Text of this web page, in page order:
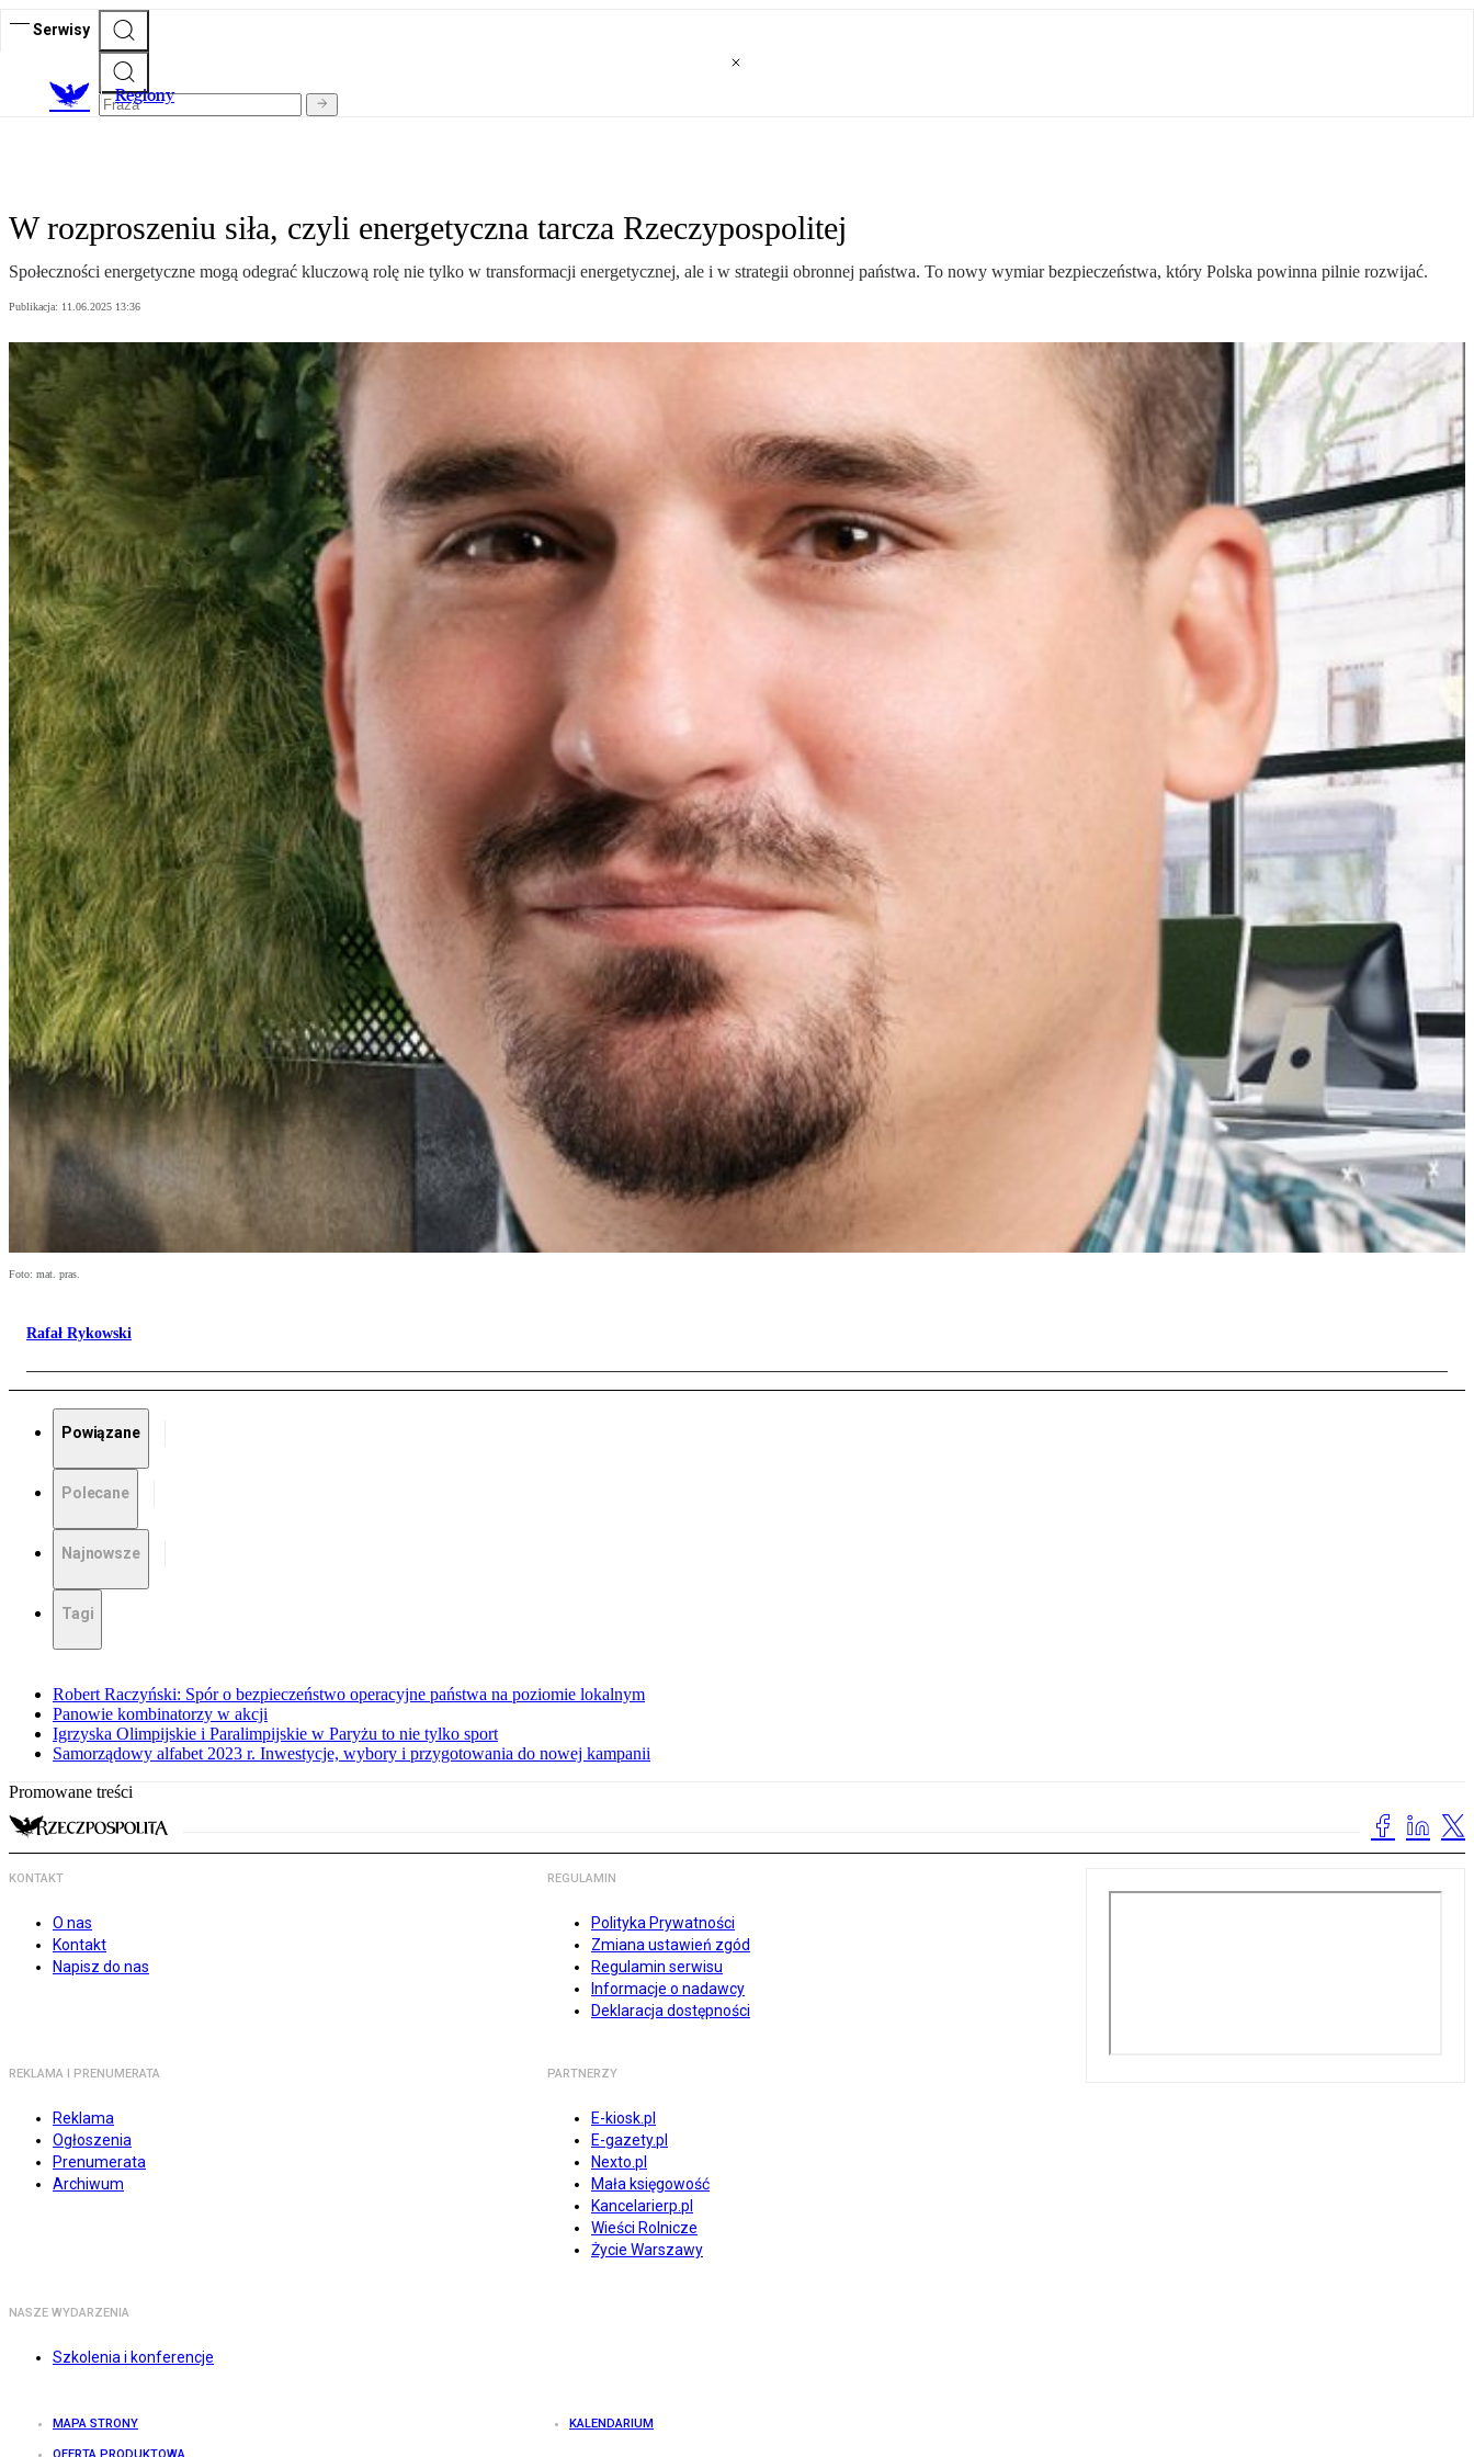
Serwisy
Regiony
W rozproszeniu siła, czyli energetyczna tarcza Rzeczypospolitej
Społeczności energetyczne mogą odegrać kluczową rolę nie tylko w transformacji energetycznej, ale i w strategii obronnej państwa. To nowy wymiar bezpieczeństwa, który Polska powinna pilnie rozwijać.
Publikacja: 11.06.2025 13:36
Foto: mat. pras.
Rafał Rykowski
Powiązane
Polecane
Najnowsze
Tagi
Robert Raczyński: Spór o bezpieczeństwo operacyjne państwa na poziomie lokalnym
Panowie kombinatorzy w akcji
Igrzyska Olimpijskie i Paralimpijskie w Paryżu to nie tylko sport
Samorządowy alfabet 2023 r. Inwestycje, wybory i przygotowania do nowej kampanii
Promowane treści
KONTAKT
O nas
Kontakt
Napisz do nas
REGULAMIN
Polityka Prywatności
Zmiana ustawień zgód
Regulamin serwisu
Informacje o nadawcy
Deklaracja dostępności
REKLAMA I PRENUMERATA
Reklama
Ogłoszenia
Prenumerata
Archiwum
PARTNERZY
E-kiosk.pl
E-gazety.pl
Nexto.pl
Mała księgowość
Kancelarierp.pl
Wieści Rolnicze
Życie Warszawy
NASZE WYDARZENIA
Szkolenia i konferencje
MAPA STRONY KALENDARIUM